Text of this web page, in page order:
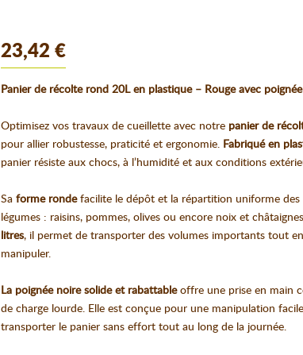
23,42 €
Panier de récolte rond 20L en plastique – Rouge avec
Optimisez vos travaux de cueillette avec notre panier de
pour allier robustesse, praticité et ergonomie.
Fabriqué en
panier résiste aux chocs, à l’humidité et aux conditions
Sa forme rondefacilite le dépôt et la répartition uniforme des
légumes : raisins, pommes, olives ou encore noix et
litres, il permet de transporter des volumes importants tout
manipuler.
La poignée noire solide et rabattableoffre une prise en main
de charge lourde. Elle est conçue pour une manipulation
transporter le panier sans effort tout au long de la journée.